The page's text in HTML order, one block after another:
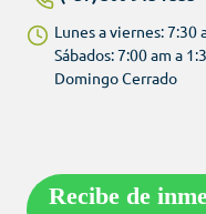
Lunes a viernes: 7:30
Sábados: 7:00 am a
Domingo Cerrado
Recibe de